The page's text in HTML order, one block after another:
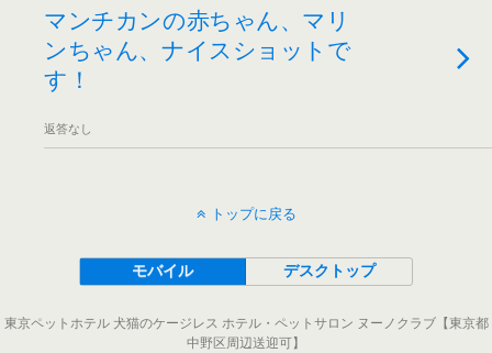
マンチカンの赤ちゃん、マリ
ンちゃん、ナイスショットで
す！
返答なし
トップに戻る
モバイル デスクトップ
東京ペットホテル 犬猫のケージレス ホテル・ペットサロン ヌーノクラブ【東京都
中野区周辺送迎可】